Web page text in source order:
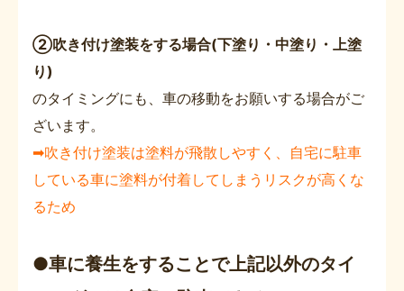
②吹き付け塗装をする場合(下塗り・中塗り・上塗
り)
のタイミングにも、車の移動をお願いする場合がご
ざいます。
➡吹き付け塗装は塗料が飛散しやすく、自宅に駐車
している車に塗料が付着してしまうリスクが高くな
るため
●車に養生をすることで上記以外のタイ